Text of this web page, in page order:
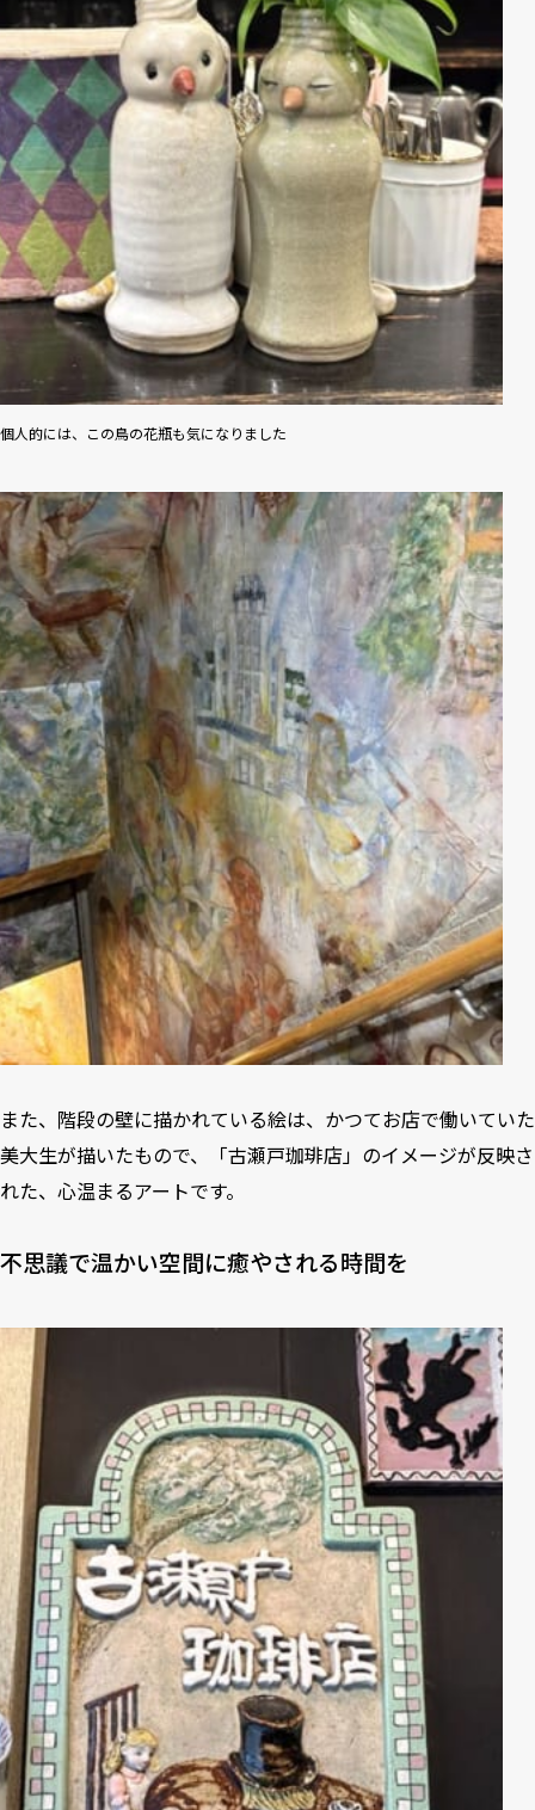
個人的には、この鳥の花瓶も気になりました
また、階段の壁に描かれている絵は、かつてお店で働いていた
美大生が描いたもので、「古瀬戸珈琲店」のイメージが反映さ
れた、心温まるアートです。
不思議で温かい空間に癒やされる時間を